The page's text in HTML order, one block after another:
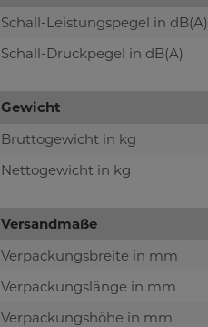
Schall-Leistungspegel in dB(A)
Schall-Druckpegel in dB(A)
Gewicht
Bruttogewicht in kg
Nettogewicht in kg
Versandmaße
Verpackungsbreite in mm
Verpackungslänge in mm
Verpackungshöhe in mm